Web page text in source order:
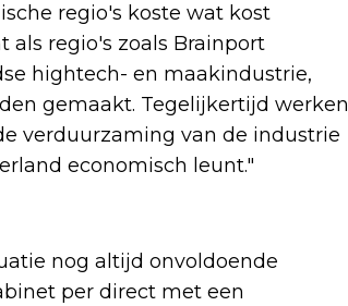
regio's koste wat kost
als regio's zoals Brainport
hightech- en maakindustrie,
gemaakt. Tegelijkertijd werken
verduurzaming van de industrie
economisch leunt."
nog altijd onvoldoende
per direct met een